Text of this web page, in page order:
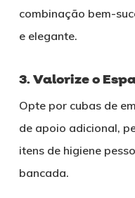
combinação bem-
e elegante.
3. Valorize o
Opte por cubas de
de apoio adicional,
itens de higiene
bancada.